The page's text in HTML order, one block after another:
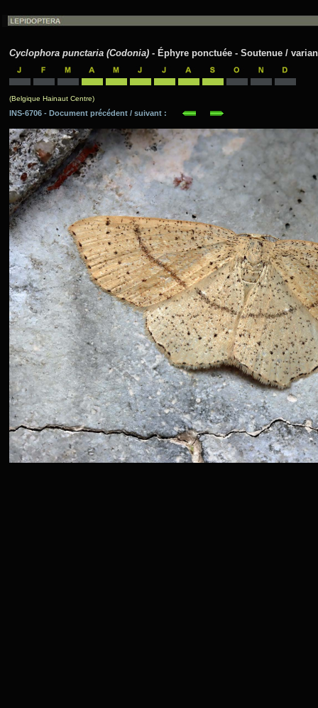
Cyclophora punctaria (Codonia) - Éphyre ponctuée - Soutenue /
(Belgique Hainaut Centre)
INS-6706 - Document précédent / suivant :